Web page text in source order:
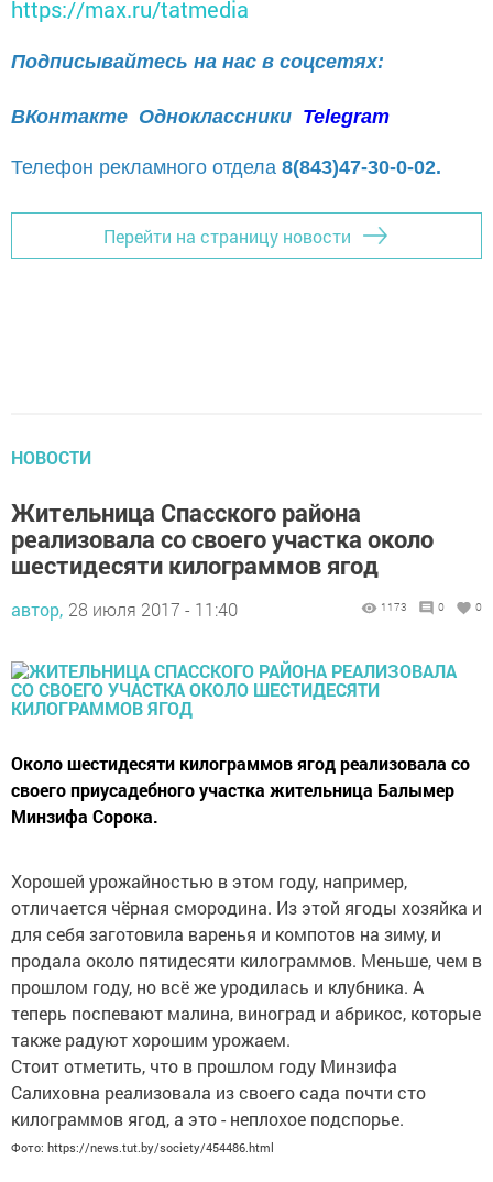
https://max.ru/tatmedia
Подписывайтесь на нас в соцсетях:
ВКонтакте Одноклассники Telegram
Телефон рекламного отдела 8(843)47-30-0-02.
Перейти на страницу новости
НОВОСТИ
Жительница Спасского района
реализовала со своего участка около
шестидесяти килограммов ягод
автор, 28 июля 2017 - 11:40 1173 0 0
Около шестидесяти килограммов ягод реализовала со
своего приусадебного участка жительница Балымер
Минзифа Сорока.
Хорошей урожайностью в этом году, например,
отличается чёрная смородина. Из этой ягоды хозяйка и
для себя заготовила варенья и компотов на зиму, и
продала около пятидесяти килограммов. Меньше, чем в
прошлом году, но всё же уродилась и клубника. А
теперь поспевают малина, виноград и абрикос, которые
также радуют хорошим урожаем.
Стоит отметить, что в прошлом году Минзифа
Салиховна реализовала из своего сада почти сто
килограммов ягод, а это - неплохое подспорье.
Фото: https://news.tut.by/society/454486.html